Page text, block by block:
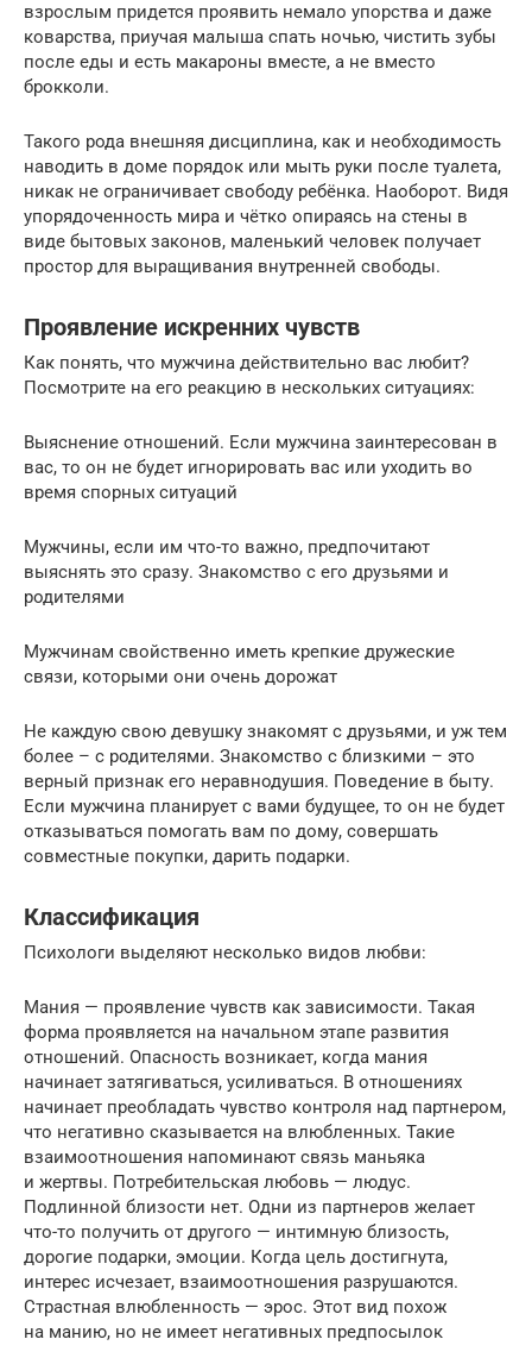
взрослым придется проявить немало упорства и даже
коварства, приучая малыша спать ночью, чистить зубы
после еды и есть макароны вместе, а не вместо
брокколи.
Такого рода внешняя дисциплина, как и необходимость
наводить в доме порядок или мыть руки после туалета,
никак не ограничивает свободу ребёнка. Наоборот. Видя
упорядоченность мира и чётко опираясь на стены в
виде бытовых законов, маленький человек получает
простор для выращивания внутренней свободы.
Проявление искренних чувств
Как понять, что мужчина действительно вас любит?
Посмотрите на его реакцию в нескольких ситуациях:
Выяснение отношений. Если мужчина заинтересован в
вас, то он не будет игнорировать вас или уходить во
время спорных ситуаций
Мужчины, если им что-то важно, предпочитают
выяснять это сразу. Знакомство с его друзьями и
родителями
Мужчинам свойственно иметь крепкие дружеские
связи, которыми они очень дорожат
Не каждую свою девушку знакомят с друзьями, и уж тем
более – с родителями. Знакомство с близкими – это
верный признак его неравнодушия. Поведение в быту.
Если мужчина планирует с вами будущее, то он не будет
отказываться помогать вам по дому, совершать
совместные покупки, дарить подарки.
Классификация
Психологи выделяют несколько видов любви:
Мания — проявление чувств как зависимости. Такая
форма проявляется на начальном этапе развития
отношений. Опасность возникает, когда мания
начинает затягиваться, усиливаться. В отношениях
начинает преобладать чувство контроля над партнером,
что негативно сказывается на влюбленных. Такие
взаимоотношения напоминают связь маньяка
и жертвы. Потребительская любовь — людус.
Подлинной близости нет. Одни из партнеров желает
что-то получить от другого — интимную близость,
дорогие подарки, эмоции. Когда цель достигнута,
интерес исчезает, взаимоотношения разрушаются.
Страстная влюбленность — эрос. Этот вид похож
на манию, но не имеет негативных предпосылок